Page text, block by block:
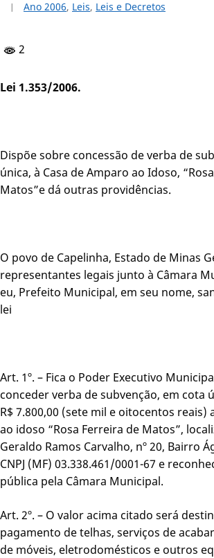
Ano 2006, Leis, Leis e Decretos
2
Lei 1.353/2006.
Dispõe sobre concessão de verba de
única, à Casa de Amparo ao Idoso,
Matos”e dá outras providências.
O povo de Capelinha, Estado de Minas
representantes legais junto à Câmara
eu, Prefeito Municipal, em seu nome,
lei
Art. 1º. – Fica o Poder Executivo
conceder verba de subvenção, em cota
R$ 7.800,00 (sete mil e oitocentos reais)
ao idoso “Rosa Ferreira de Matos”,
Geraldo Ramos Carvalho, nº 20, Bairro
CNPJ (MF) 03.338.461/0001-67 e
pública pela Câmara Municipal.
Art. 2º. – O valor acima citado será
pagamento de telhas, serviços de
de móveis, eletrodomésticos e outros